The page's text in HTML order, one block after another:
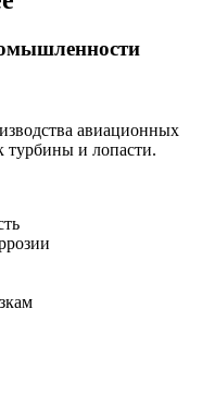
авиационных
турбины и лопасти.